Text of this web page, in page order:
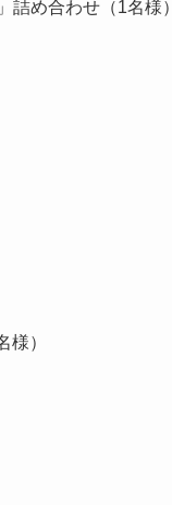
め合わせ（1名様）
）